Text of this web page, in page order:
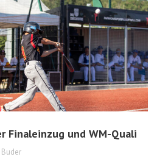
Finaleinzug und WM-Quali